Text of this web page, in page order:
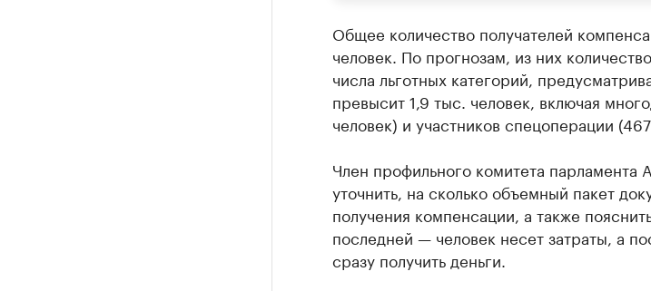
Общее количество получателей
человек. По прогнозам, из них
числа льготных категорий,
превысит 1,9 тыс. человек, включая
человек) и участников спецоперации
Член профильного комитета парламента
уточнить, на сколько объемный пакет
получения компенсации, а также
последней — человек несет затраты, а
сразу получить деньги.